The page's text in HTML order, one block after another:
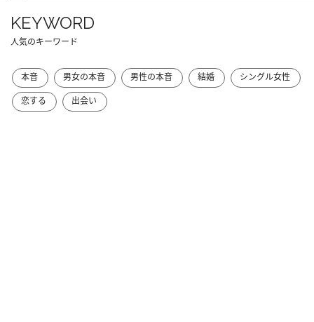
KEYWORD
人気のキーワード
本音 男女の本音 男性の本音 結婚
シングル女性
恋する
出会い